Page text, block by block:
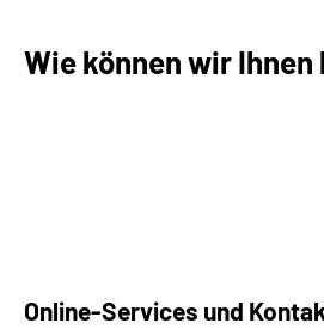
Beratung und Kontakt
Über uns
Wie können wir Ihnen
Online-Services und